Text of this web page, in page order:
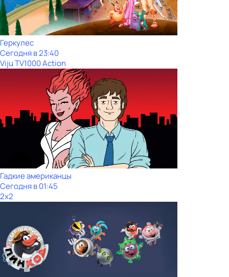
Геркулес
Сегодня в 23:40
Viju TV1000 Action
Гадкие американцы
Сегодня в 01:45
2x2